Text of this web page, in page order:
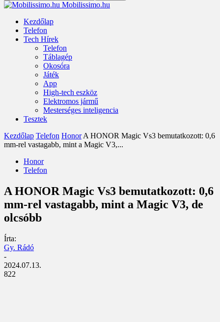
Mobilissimo.hu
Kezdőlap
Telefon
Tech Hírek
Telefon
Táblagép
Okosóra
Játék
App
High-tech eszköz
Elektromos jármű
Mesterséges inteligencia
Tesztek
Kezdőlap Telefon Honor A HONOR Magic Vs3 bemutatkozott: 0,6
mm-rel vastagabb, mint a Magic V3,...
Honor
Telefon
A HONOR Magic Vs3 bemutatkozott: 0,6
mm-rel vastagabb, mint a Magic V3, de
olcsóbb
Írta:
Gy. Rádó
-
2024.07.13.
822